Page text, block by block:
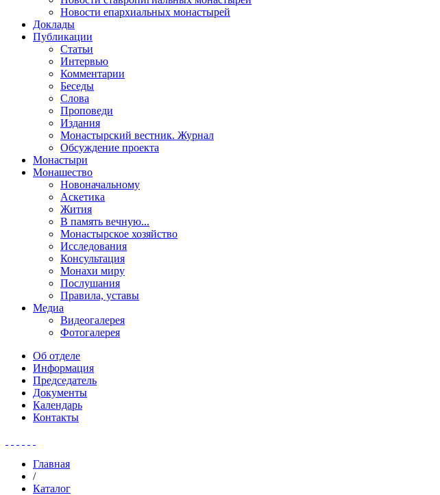
Новости епархиальных монастырей
Доклады
Публикации
Статьи
Интервью
Комментарии
Беседы
Слова
Проповеди
Издания
Монастырский вестник. Журнал
Обсуждение проекта
Монастыри
Монашество
Новоначальному
Аскетика
Жития
В память вечную...
Монастырское хозяйство
Исследования
Консультация
Монахи миру
Послушания
Правила, уставы
Медиа
Видеогалерея
Фотогалерея
Об отделе
Информация
Председатель
Документы
Календарь
Контакты
Главная
/
Каталог